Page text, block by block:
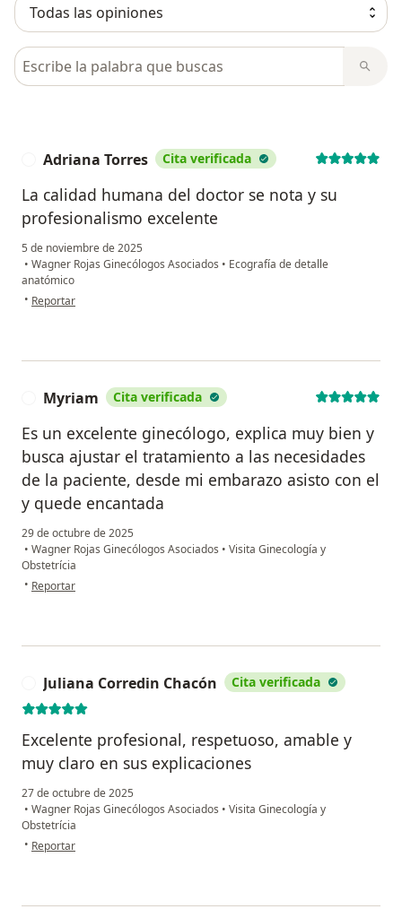
Busca en opiniones
Adriana Torres Cita verificada
La calidad humana del doctor se nota y su
profesionalismo excelente
5 de noviembre de 2025
• Wagner Rojas Ginecólogos Asociados • Ecografía de detalle
anatómico
• en opinión del usuario Adriana Torres
Reportar
Myriam Cita verificada
Es un excelente ginecólogo, explica muy bien y
busca ajustar el tratamiento a las necesidades
de la paciente, desde mi embarazo asisto con el
y quede encantada
29 de octubre de 2025
• Wagner Rojas Ginecólogos Asociados • Visita Ginecología y
Obstetrícia
• en opinión del usuario Myriam
Reportar
Juliana Corredin Chacón Cita verificada
Excelente profesional, respetuoso, amable y
muy claro en sus explicaciones
27 de octubre de 2025
• Wagner Rojas Ginecólogos Asociados • Visita Ginecología y
Obstetrícia
• en opinión del usuario Juliana Corredin Chacón
Reportar